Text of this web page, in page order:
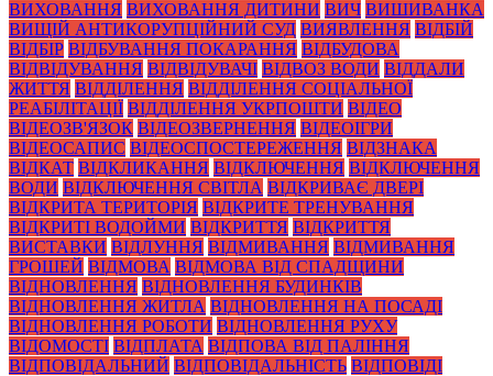
ВИХОВАННЯ ВИХОВАННЯ ДИТИНИ ВИЧ ВИШИВАНКА
ВИЩІЙ АНТИКОРУПЦІЙНИЙ СУД ВИЯВЛЕННЯ ВІДБІЙ
ВІДБІР ВІДБУВАННЯ ПОКАРАННЯ ВІДБУДОВА
ВІДВІДУВАННЯ ВІДВІДУВАЧІ ВІДВОЗ ВОДИ ВІДДАЛИ
ЖИТТЯ ВІДДІЛЕННЯ ВІДДІЛЕННЯ СОЦІАЛЬНОЇ
РЕАБІЛІТАЦІЇ ВІДДІЛЕННЯ УКРПОШТИ ВІДЕО
ВІДЕОЗВ'ЯЗОК ВІДЕОЗВЕРНЕННЯ ВІДЕОІГРИ
ВІДЕОСАПИС ВІДЕОСПОСТЕРЕЖЕННЯ ВІДЗНАКА
ВІДКАТ ВІДКЛИКАННЯ ВІДКЛЮЧЕННЯ ВІДКЛЮЧЕННЯ
ВОДИ ВІДКЛЮЧЕННЯ СВІТЛА ВІДКРИВАЄ ДВЕРІ
ВІДКРИТА ТЕРИТОРІЯ ВІДКРИТЕ ТРЕНУВАННЯ
ВІДКРИТІ ВОДОЙМИ ВІДКРИТТЯ ВІДКРИТТЯ
ВИСТАВКИ ВІДЛУННЯ ВІДМИВАННЯ ВІДМИВАННЯ
ГРОШЕЙ ВІДМОВА ВІДМОВА ВІД СПАДЩИНИ
ВІДНОВЛЕННЯ ВІДНОВЛЕННЯ БУДИНКІВ
ВІДНОВЛЕННЯ ЖИТЛА ВІДНОВЛЕННЯ НА ПОСАДІ
ВІДНОВЛЕННЯ РОБОТИ ВІДНОВЛЕННЯ РУХУ
ВІДОМОСТІ ВІДПЛАТА ВІДПОВА ВІД ПАЛІННЯ
ВІДПОВІДАЛЬНИЙ ВІДПОВІДАЛЬНІСТЬ ВІДПОВІДІ